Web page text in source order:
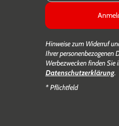
Hinweise zum Widerruf
Ihrer personenbezogenen
Werbezwecken finden Sie
Datenschutzerklärung.
* Pflichtfeld